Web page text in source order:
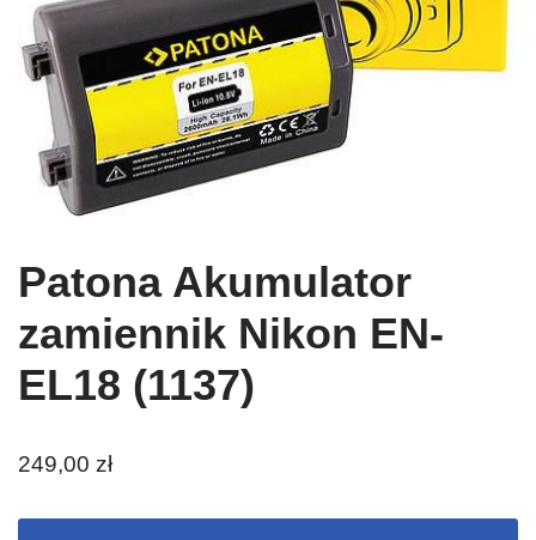
Patona Akumulator
zamiennik Nikon EN-
EL18 (1137)
249,00 zł